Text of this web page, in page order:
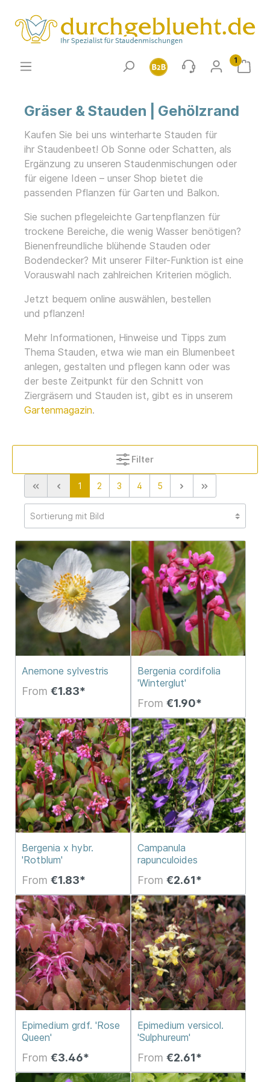
1
Gräser & Stauden | Gehölzrand
Kaufen Sie bei uns winterharte Stauden für
ihr Staudenbeet! Ob Sonne oder Schatten, als
Ergänzung zu unseren Staudenmischungen oder
für eigene Ideen – unser Shop bietet die
passenden Pflanzen für Garten und Balkon.
Sie suchen pflegeleichte Gartenpflanzen für
trockene Bereiche, die wenig Wasser benötigen?
Bienenfreundliche blühende Stauden oder
Bodendecker? Mit unserer Filter-Funktion ist eine
Vorauswahl nach zahlreichen Kriterien möglich.
Jetzt bequem online auswählen, bestellen
und pflanzen!
Mehr Informationen, Hinweise und Tipps zum
Thema Stauden, etwa wie man ein Blumenbeet
anlegen, gestalten und pflegen kann oder was
der beste Zeitpunkt für den Schnitt von
Ziergräsern und Stauden ist, gibt es in unserem
Gartenmagazin.
Filter
1 2 3 4 5
Anemone sylvestris
From €1.83*
Bergenia cordifolia
'Winterglut'
From €1.90*
Bergenia x hybr.
'Rotblum'
From €1.83*
Campanula
rapunculoides
From €2.61*
Epimedium grdf. 'Rose
Queen'
From €3.46*
Epimedium versicol.
'Sulphureum'
From €2.61*